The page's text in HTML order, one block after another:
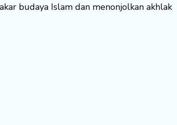
budaya Islam dan menonjolkan akhlak